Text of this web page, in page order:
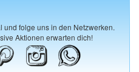
und folge uns in den Netzwerken.
Aktionen erwarten dich!